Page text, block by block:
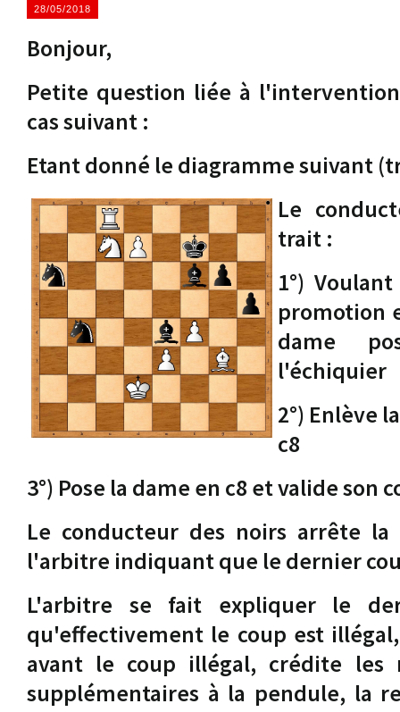
28/05/2018
Bonjour,
Petite question liée à
cas suivant :
Etant donné le diagramme suivant
Le
trait :
1°)
promotion
dame
l'échiquier
2°) Enlève
c8
3°) Pose la dame en c8 et valide son
Le conducteur des noirs arrête
l'arbitre indiquant que le dernier
L'arbitre se fait expliquer le
qu'effectivement le coup est
avant le coup illégal, crédite les
supplémentaires à la pendule, la